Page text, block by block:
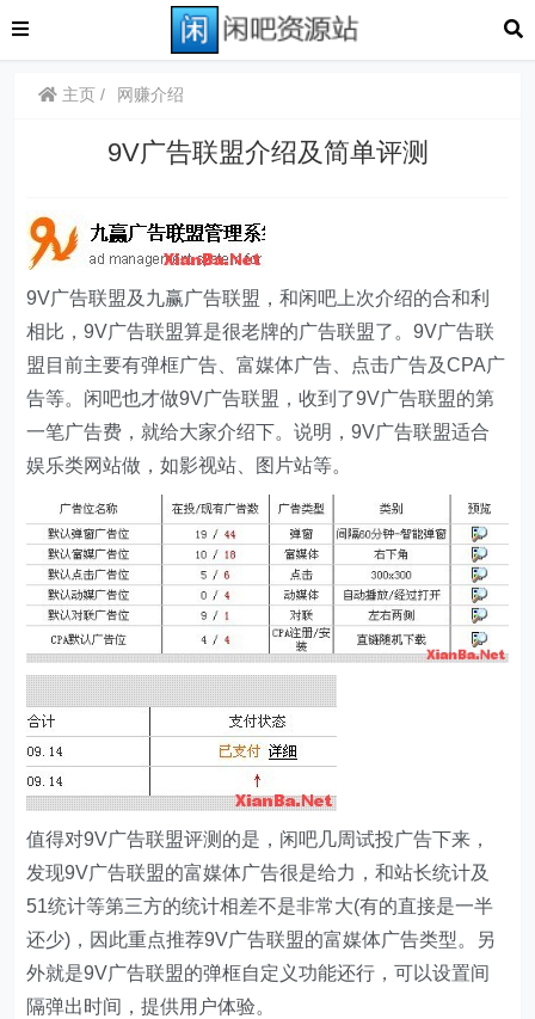
主页 网赚介绍
9V广告联盟介绍及简单评测
9V广告联盟及九赢广告联盟，和闲吧上次介绍的合和利
相比，9V广告联盟算是很老牌的广告联盟了。9V广告联
盟目前主要有弹框广告、富媒体广告、点击广告及CPA广
告等。闲吧也才做9V广告联盟，收到了9V广告联盟的第
一笔广告费，就给大家介绍下。说明，9V广告联盟适合
娱乐类网站做，如影视站、图片站等。
值得对9V广告联盟评测的是，闲吧几周试投广告下来，
发现9V广告联盟的富媒体广告很是给力，和站长统计及
51统计等第三方的统计相差不是非常大(有的直接是一半
还少)，因此重点推荐9V广告联盟的富媒体广告类型。另
外就是9V广告联盟的弹框自定义功能还行，可以设置间
隔弹出时间，提供用户体验。